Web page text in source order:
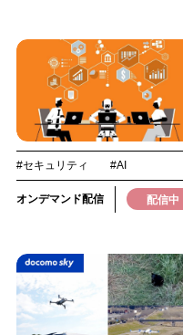
#セキュリティ #AI
オンデマンド配信 配信中